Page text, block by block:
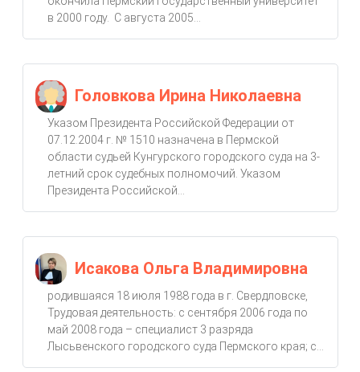
в 2000 году. С августа 2005...
Головкова Ирина Николаевна
Указом Президента Российской Федерации от
07.12.2004 г. № 1510 назначена в Пермской
области судьей Кунгурского городского суда на 3-
летний срок судебных полномочий. Указом
Президента Российской...
Исакова Ольга Владимировна
родившаяся 18 июля 1988 года в г. Свердловске,
Трудовая деятельность: с сентября 2006 года по
май 2008 года – специалист 3 разряда
Лысьвенского городского суда Пермского края; с...